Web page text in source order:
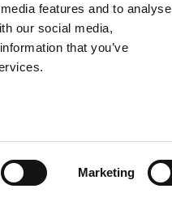
features and to analyse
our social media,
that you’ve
Marketing